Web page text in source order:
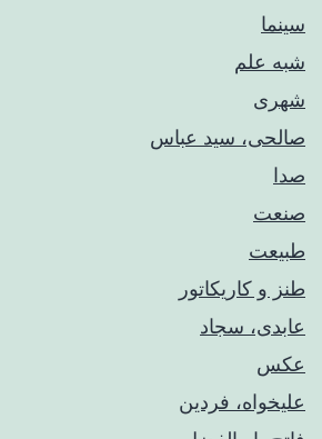
سینما
شبه علم
شهری
صالحی، سید عباس
صدا
صنعت
طبیعت
طنز و کاریکاتور
عابدی، سجاد
عکس
علیخواه، فردین